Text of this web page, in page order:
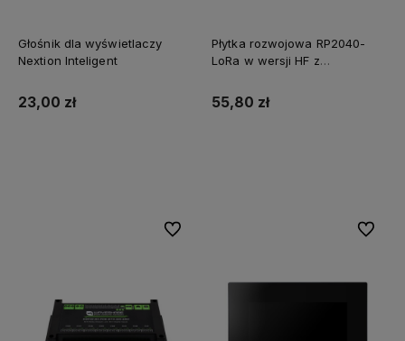
Głośnik dla wyświetlaczy
Nextion Inteligent
23,00 zł
Płytka rozwojowa RP2040-
LoRa w wersji HF z
55,80 zł
Do ulubionych Do